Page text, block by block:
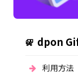
dpon
利用方法